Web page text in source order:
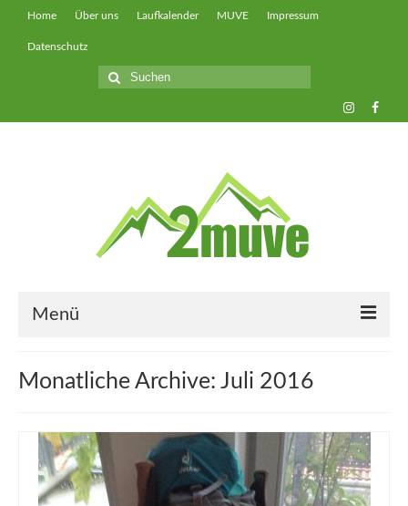
Home Über uns Laufkalender MUVE Impressum
Datenschutz
Suche
nach:
Menü
muveAWAY
muveLIVELY
Monatliche Archive: Juli 2016